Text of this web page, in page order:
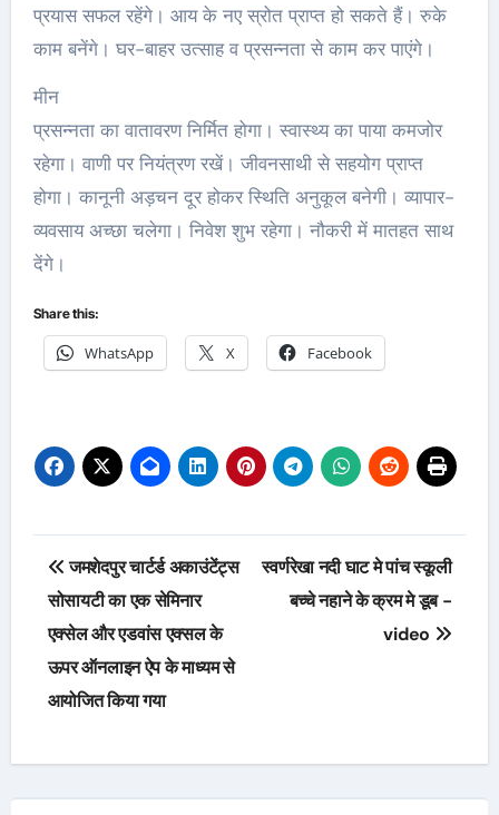
प्रयास सफल रहेंगे। आय के नए स्रोत प्राप्त हो सकते हैं। रुके
काम बनेंगे। घर-बाहर उत्साह व प्रसन्नता से काम कर पाएंगे।
मीन
प्रसन्नता का वातावरण निर्मित होगा। स्वास्थ्य का पाया कमजोर
रहेगा। वाणी पर नियंत्रण रखें। जीवनसाथी से सहयोग प्राप्त
होगा। कानूनी अड़चन दूर होकर स्थिति अनुकूल बनेगी। व्यापार-
व्यवसाय अच्‍छा चलेगा। निवेश शुभ रहेगा। नौकरी में मातहत साथ
देंगे।
Share this:
WhatsApp X Facebook
Post
navigation
जमशेदपुर चार्टर्ड अकाउंटेंट्स
सोसायटी का एक सेमिनार
एक्सेल और एडवांस एक्सल के
ऊपर ऑनलाइन ऐप के माध्यम से
आयोजित किया गया
स्वर्णरेखा नदी घाट मे पांच स्कूली
बच्चे नहाने के क्रम मे डूब -
video